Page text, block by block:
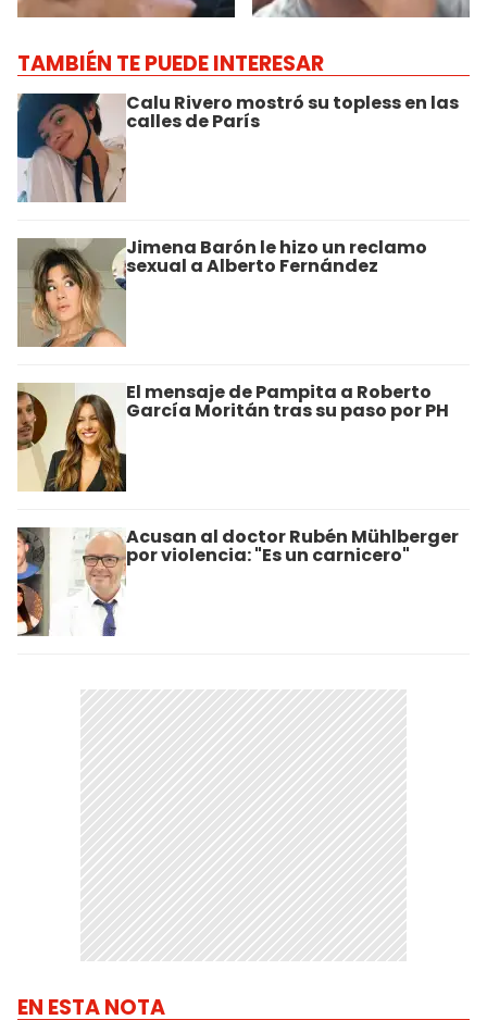
TAMBIÉN TE PUEDE INTERESAR
Calu Rivero mostró su topless en las
calles de París
Jimena Barón le hizo un reclamo
sexual a Alberto Fernández
El mensaje de Pampita a Roberto
García Moritán tras su paso por PH
Acusan al doctor Rubén Mühlberger
por violencia: "Es un carnicero"
EN ESTA NOTA